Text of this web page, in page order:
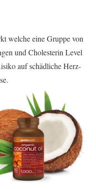
welche eine Gruppe von
und Cholesterin Level
auf schädliche Herz-